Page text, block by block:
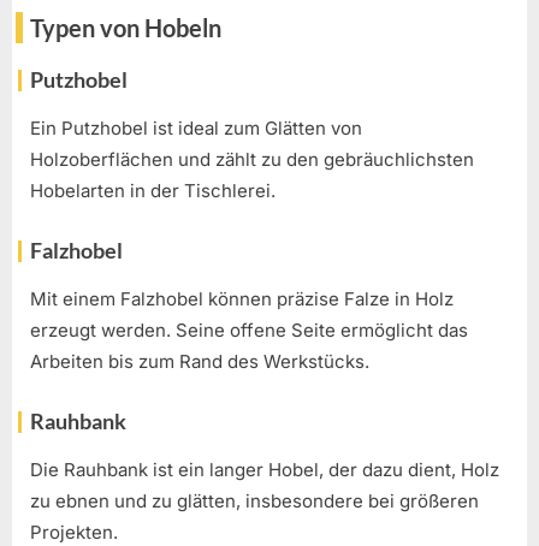
Typen von Hobeln
Putzhobel
Ein Putzhobel ist ideal zum Glätten von
Holzoberflächen und zählt zu den gebräuchlichsten
Hobelarten in der Tischlerei.
Falzhobel
Mit einem Falzhobel können präzise Falze in Holz
erzeugt werden. Seine offene Seite ermöglicht das
Arbeiten bis zum Rand des Werkstücks.
Rauhbank
Die Rauhbank ist ein langer Hobel, der dazu dient, Holz
zu ebnen und zu glätten, insbesondere bei größeren
Projekten.